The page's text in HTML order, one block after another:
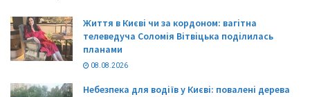
Життя в Києві чи за кордоном: вагітна
телеведуча Соломія Вітвіцька поділилась
планами
08.08.2026
Небезпека для водіїв у Києві: повалені дерева